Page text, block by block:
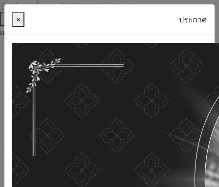
ข้ามไปยังเนื้อหาหลัก (Skip to Content)
ช่วยเหลือ
เครื่องมือการเข้าถึง
ภาษาไทย
ภาษาอังกฤษ
เพิ่มขนาดตัวอักษร
ลดขนาดตัวอักษร
ขนาดตัวอักษรปกติ
ความคมชัดสูง
ความคมชัดเชิงลบ
ความคมชัดปกติ
เปิดอ่านด้วยเสียง
ปิดอ่านด้วยเสียง
ผังเว็บไซต์
เว็บไซต์นี้ใช้คุกกี้ (Cookies)
× ประกาศ